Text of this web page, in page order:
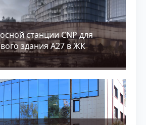
станции CNP для
здания А27 в ЖК